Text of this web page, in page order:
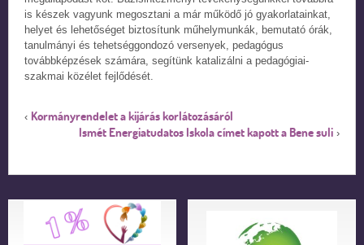
is készek vagyunk megosztani a már működő jó gyakorlatainkat,
helyet és lehetőséget biztosítunk műhelymunkák, bemutató órák,
tanulmányi és tehetséggondozó versenyek, pedagógus
továbbképzések számára, segítünk katalizálni a pedagógiai-
szakmai közélet fejlődését.
‹ Kormányrendelet a kijárás korlátozásáról
Ismét Energiatudatos Iskola címet kapott a Bene suli ›